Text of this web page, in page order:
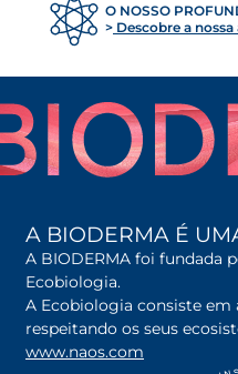
O NOSSO
Descobre a
A BIODERMA É
A BIODERMA foi fundada
Ecobiologia.
A Ecobiologia consiste
respeitando os seus
www.naos.com